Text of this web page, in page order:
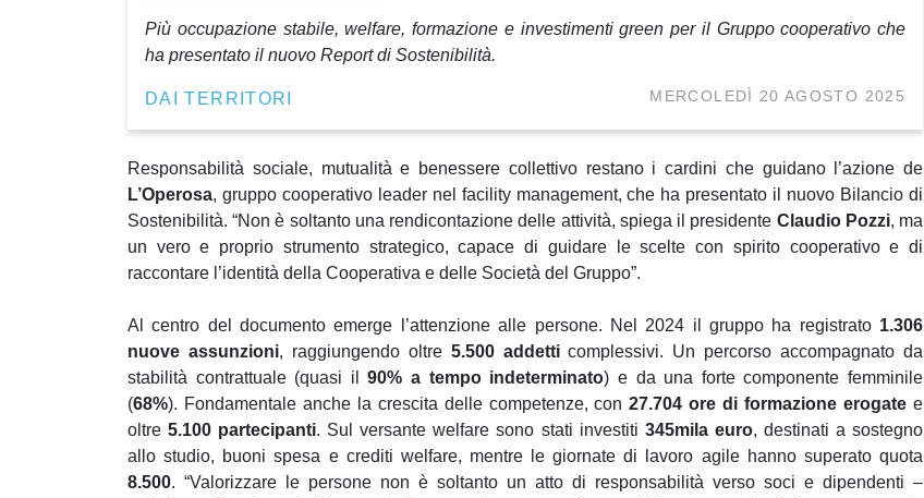
Più occupazione stabile, welfare, formazione e investimenti green per il Gruppo cooperativo che
ha presentato il nuovo Report di Sostenibilità.
DAI TERRITORI MERCOLEDÌ 20 AGOSTO 2025
Responsabilità sociale, mutualità e benessere collettivo restano i cardini che guidano l’azione de
L’Operosa, gruppo cooperativo leader nel facility management, che ha presentato il nuovo Bilancio di
Sostenibilità. “Non è soltanto una rendicontazione delle attività, spiega il presidente Claudio Pozzi, ma
un vero e proprio strumento strategico, capace di guidare le scelte con spirito cooperativo e di
raccontare l’identità della Cooperativa e delle Società del Gruppo”.
Al centro del documento emerge l’attenzione alle persone. Nel 2024 il gruppo ha registrato 1.306
nuove assunzioni, raggiungendo oltre 5.500 addetticomplessivi. Un percorso accompagnato da
stabilità contrattuale (quasi il90% a tempo indeterminato) e da una forte componente femminile
(68%). Fondamentale anche la crescita delle competenze, con27.704 ore di formazione erogate e
oltre5.100 partecipanti. Sul versante welfare sono stati investiti 345mila euro, destinati a sostegno
allo studio, buoni spesa e crediti welfare, mentre le giornate di lavoro agile hanno superato quota
8.500. “Valorizzare le persone non è soltanto un atto di responsabilità verso soci e dipendenti –